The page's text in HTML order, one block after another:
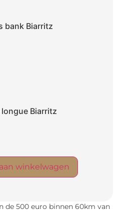
bank Biarritz
longue Biarritz
winkelwagen
de 500 euro binnen 60km van